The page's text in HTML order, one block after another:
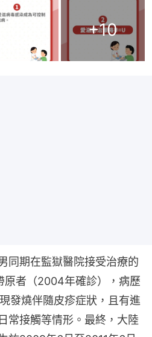
+10
同期在監獄醫院接受治療的
原者（2004年確診），病歷
發燒伴隨皮疹症狀，且有進
常接觸等情形。最終，大陸